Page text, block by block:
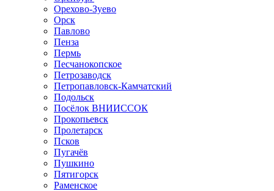
Орехово-Зуево
Орск
Павлово
Пенза
Пермь
Песчанокопское
Петрозаводск
Петропавловск-Камчатский
Подольск
Посёлок ВНИИССОК
Прокопьевск
Пролетарск
Псков
Пугачёв
Пушкино
Пятигорск
Раменское